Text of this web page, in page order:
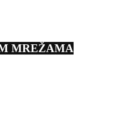
MREŽAMA